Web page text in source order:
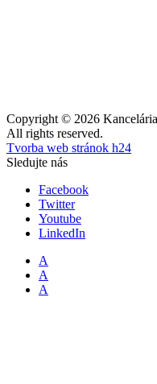
Copyright © 2026
All rights reserved.
Tvorba web stránok h24
Sledujte nás
Facebook
Twitter
Youtube
LinkedIn
A
A
A